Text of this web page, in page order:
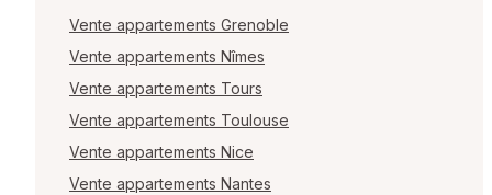
Vente appartements Grenoble
Vente appartements Nîmes
Vente appartements Tours
Vente appartements Toulouse
Vente appartements Nice
Vente appartements Nantes